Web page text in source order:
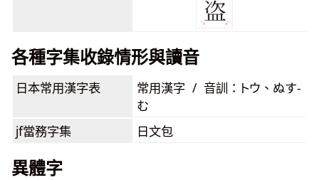
各種字集收錄情形與讀音
日本常用漢字表
常用漢字 / 音訓：トウ、ぬす-
む
jf當務字集 日文包
異體字